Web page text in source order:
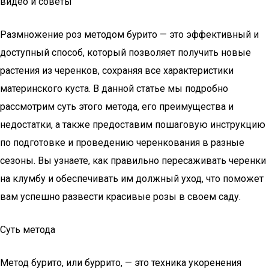
Размножение роз методом бурито — это эффективный и
доступный способ, который позволяет получить новые
растения из черенков, сохраняя все характеристики
материнского куста. В данной статье мы подробно
рассмотрим суть этого метода, его преимущества и
недостатки, а также предоставим пошаговую инструкцию
по подготовке и проведению черенкования в разные
сезоны. Вы узнаете, как правильно пересаживать черенки
на клумбу и обеспечивать им должный уход, что поможет
вам успешно развести красивые розы в своем саду.
Суть метода
Метод бурито, или буррито, — это техника укоренения